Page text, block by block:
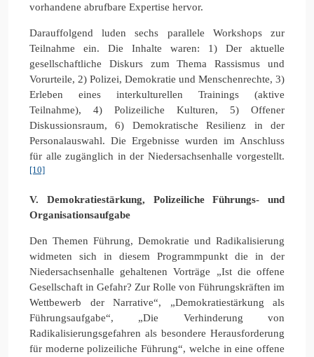
vorhandene abrufbare Expertise hervor.
Darauffolgend luden sechs parallele Workshops zur
Teilnahme ein. Die Inhalte waren: 1) Der aktuelle
gesellschaftliche Diskurs zum Thema Rassismus und
Vorurteile, 2) Polizei, Demokratie und Menschenrechte, 3)
Erleben eines interkulturellen Trainings (aktive
Teilnahme), 4) Polizeiliche Kulturen, 5) Offener
Diskussionsraum, 6) Demokratische Resilienz in der
Personalauswahl. Die Ergebnisse wurden im Anschluss
für alle zugänglich in der Niedersachsenhalle vorgestellt.
[10]
V. Demokratiestärkung, Polizeiliche Führungs- und
Organisationsaufgabe
Den Themen Führung, Demokratie und Radikalisierung
widmeten sich in diesem Programmpunkt die in der
Niedersachsenhalle gehaltenen Vorträge „Ist die offene
Gesellschaft in Gefahr? Zur Rolle von Führungskräften im
Wettbewerb der Narrative“, „Demokratiestärkung als
Führungsaufgabe“, „Die Verhinderung von
Radikalisierungsgefahren als besondere Herausforderung
für moderne polizeiliche Führung“, welche in eine offene